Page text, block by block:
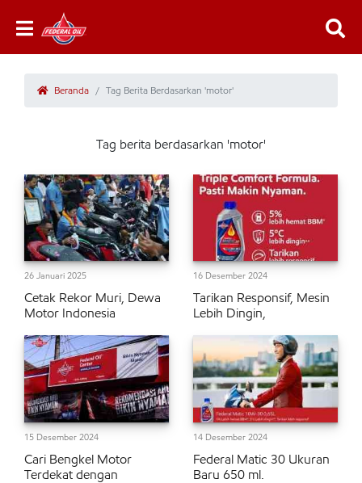
Beranda Tag Berita Berdasarkan 'motor'
Tag berita berdasarkan 'motor'
26 Januari 2025
Cetak Rekor Muri, Dewa
Motor Indonesia
16 Desember 2024
Tarikan Responsif, Mesin
Lebih Dingin,
15 Desember 2024
Cari Bengkel Motor
Terdekat dengan
14 Desember 2024
Federal Matic 30 Ukuran
Baru 650 ml.